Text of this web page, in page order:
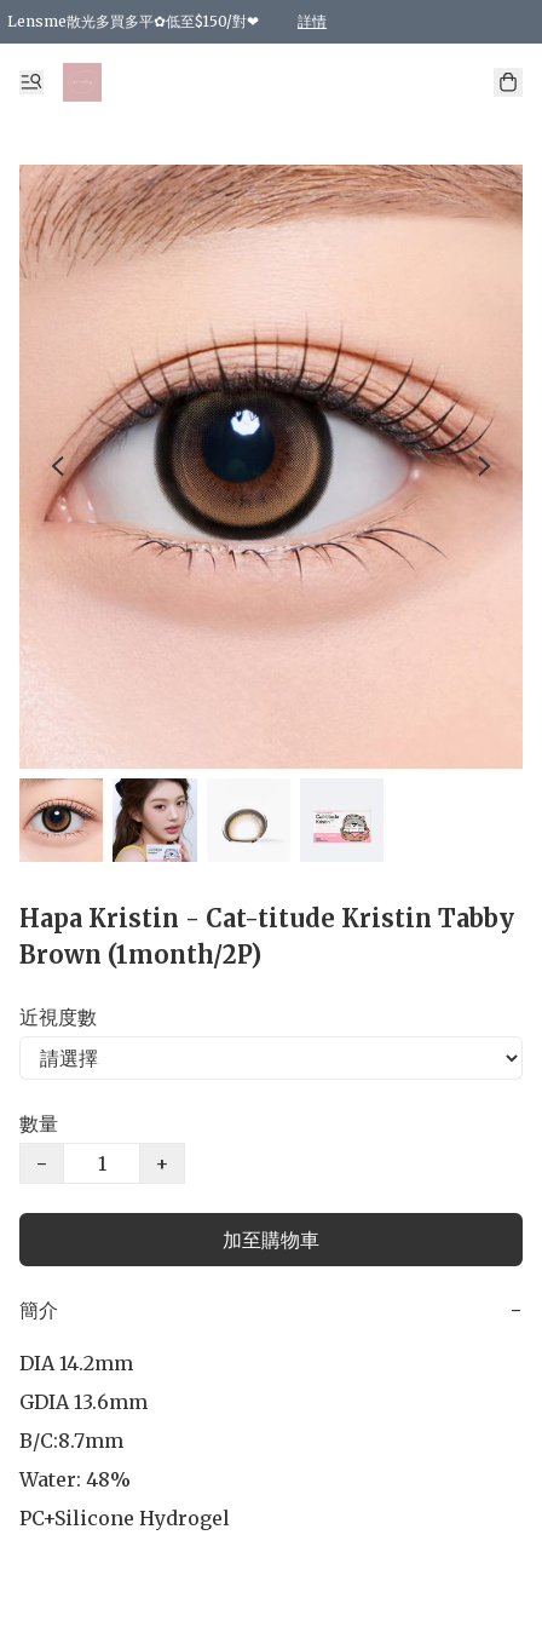
Lensme散光多買多平✿低至$150/對❤ 詳情
台灣Karacon⁩✧日拋 特價清貨❁⃘
日本韓國多款日/月拋現貨☼ 特價❤︎數量有限 售完即止
🇰🇷韓國多款月拋現貨 特價兩對$99✿數量有限 售完即止♫
精選商品，任選買2件或以上9 折；買4件或以上85 折；買6件或以上8 折
精選商品，任選買2件HKD 140.00；買4件HKD 260.00
精選商品，任選買2件HKD 190.00；買4件HKD 360.00
精選商品，任選買2件HKD 110.00；買4件HKD 180.00
精選商品，任選買2件HKD 170.00；買4件HKD 320.00
精選商品，任選買2件或以上減HKD 148.00
精選商品，任選買2件或以上減HKD 148.00
精選商品，任選買2件或以上95 折；買4件或以上9 折；買6件或以上85 折；買8件
精選商品，任選買12件或以上87 折
精選商品，任選買2件或以上減HKD 16.00；買4件或以上減HKD 32.00；買6
精選商品，任選買2件或以上95 折；買4件或以上9 折；買8件或以上85 折；買12
購物滿 HKD 800.00即享免運費優惠！（適用於 特定的送貨方式 )
Hapa Kristin - Cat-titude Kristin Tabby
Brown (1month/2P)
近視度數
數量
−
+
加至購物車
簡介 −
DIA 14.2mm
GDIA 13.6mm
B/C:8.7mm
Water: 48%
PC+Silicone Hydrogel